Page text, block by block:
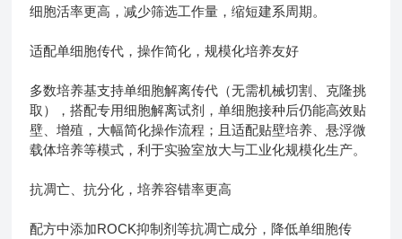
细胞活率更高，减少筛选工作量，缩短建系周期。
适配单细胞传代，操作简化，规模化培养友好
多数培养基支持单细胞解离传代（无需机械切割、克隆挑
取），搭配专用细胞解离试剂，单细胞接种后仍能高效贴
壁、增殖，大幅简化操作流程；且适配贴壁培养、悬浮微
载体培养等模式，利于实验室放大与工业化规模化生产。
抗凋亡、抗分化，培养容错率更高
配方中添加ROCK抑制剂等抗凋亡成分，降低单细胞传